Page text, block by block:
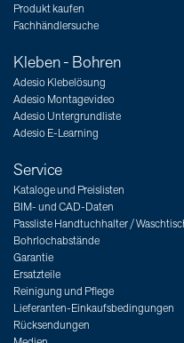
Produkt kaufen
Fachhändlersuche
Kleben - Bohren
Adesio Klebelösung
Adesio Montagevideo
Adesio Untergrundliste
Adesio E-Learning
Service
Kataloge und Preislisten
BIM- und CAD-Daten
Passliste Handtuchhalter /
Bohrlochabstände
Garantie
Ersatzteile
Reinigung und Pflege
Lieferanten-Einkaufsbedingungen
Rücksendungen